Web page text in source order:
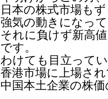
日本の株式市場も
強気の動きになっ
それに負けず新高
です。
わけても目立って
香港市場に上場さ
中国本土企業の株